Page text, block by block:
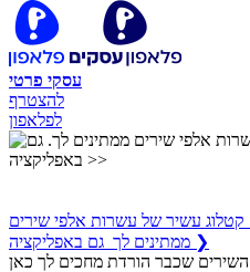
עסקי פרטי
להצטרף
לפלאפון
עשיר של עשרות אלפי שירים
ממתינים לך גם באפליקציה ❯